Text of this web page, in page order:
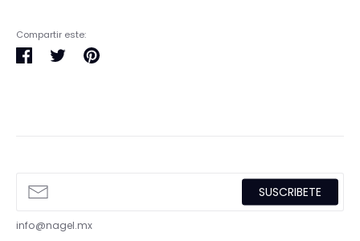
Compartir este:
Compartir
TuitearPinear
SUSCRIBETE
info@nagel.mx